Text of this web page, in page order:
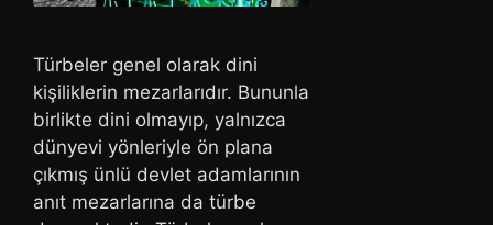
Türbeler genel olarak dini
kişiliklerin mezarlarıdır. Bununla
birlikte dini olmayıp, yalnızca
dünyevi yönleriyle ön plana
çıkmış ünlü devlet adamlarının
anıt mezarlarına da türbe